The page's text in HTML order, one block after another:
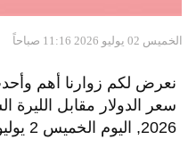
الخميس 02 يوليو 2026 11:16 صباحاً
نعرض لكم زوارنا أهم
2026, اليوم الخميس 2 يوليو 2026 11:16 صباحاً